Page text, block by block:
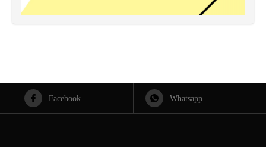
Facebook Whatsapp